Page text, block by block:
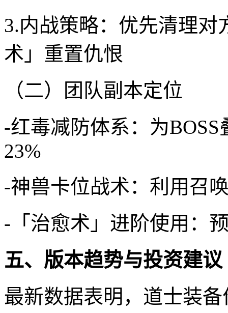
3.内战策略：优先清理对
术」重置仇恨
（二）团队副本定位
-红毒减防体系：为
23%
-神兽卡位战术：利用召
-「治愈术」进阶使用：
五、版本趋势与投资建议
最新数据表明，道士装